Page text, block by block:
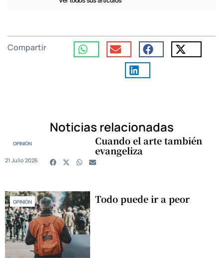
Compartir
Noticias relacionadas
OPINIÓN Cuando el arte también
evangeliza
21 Julio 2026
OPINIÓN Todo puede ir a peor